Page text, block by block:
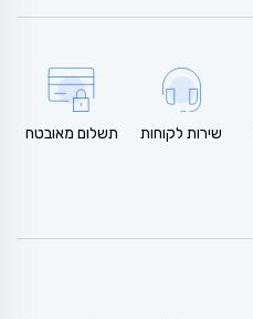
שירות לקוחות תשלום מאובטח